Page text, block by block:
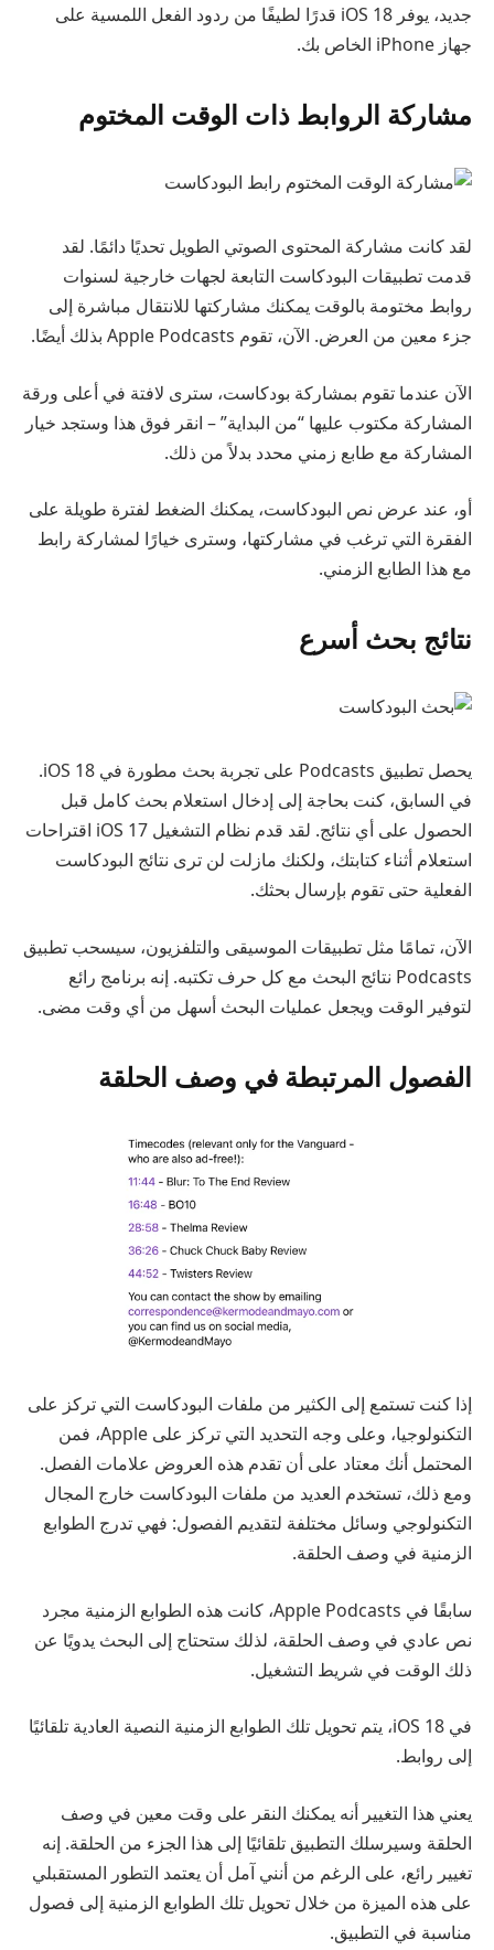
جديد، يوفر iOS 18 قدرًا لطيفًا من ردود الفعل اللمسية على
جهاز iPhone الخاص بك.
مشاركة الروابط ذات الوقت المختوم
لقد كانت مشاركة المحتوى الصوتي الطويل تحديًا دائمًا. لقد
قدمت تطبيقات البودكاست التابعة لجهات خارجية لسنوات
روابط مختومة بالوقت يمكنك مشاركتها للانتقال مباشرة إلى
جزء معين من العرض. الآن، تقوم Apple Podcasts بذلك أيضًا.
الآن عندما تقوم بمشاركة بودكاست، سترى لافتة في أعلى ورقة
المشاركة مكتوب عليها “من البداية” – انقر فوق هذا وستجد خيار
المشاركة مع طابع زمني محدد بدلاً من ذلك.
أو، عند عرض نص البودكاست، يمكنك الضغط لفترة طويلة على
الفقرة التي ترغب في مشاركتها، وسترى خيارًا لمشاركة رابط
مع هذا الطابع الزمني.
نتائج بحث أسرع
يحصل تطبيق Podcasts على تجربة بحث مطورة في iOS 18.
في السابق، كنت بحاجة إلى إدخال استعلام بحث كامل قبل
الحصول على أي نتائج. لقد قدم نظام التشغيل iOS 17 اقتراحات
استعلام أثناء كتابتك، ولكنك مازلت لن ترى نتائج البودكاست
الفعلية حتى تقوم بإرسال بحثك.
الآن، تمامًا مثل تطبيقات الموسيقى والتلفزيون، سيسحب تطبيق
Podcasts نتائج البحث مع كل حرف تكتبه. إنه برنامج رائع
لتوفير الوقت ويجعل عمليات البحث أسهل من أي وقت مضى.
الفصول المرتبطة في وصف الحلقة
إذا كنت تستمع إلى الكثير من ملفات البودكاست التي تركز على
التكنولوجيا، وعلى وجه التحديد التي تركز على Apple، فمن
المحتمل أنك معتاد على أن تقدم هذه العروض علامات الفصل.
ومع ذلك، تستخدم العديد من ملفات البودكاست خارج المجال
التكنولوجي وسائل مختلفة لتقديم الفصول: فهي تدرج الطوابع
الزمنية في وصف الحلقة.
سابقًا في Apple Podcasts، كانت هذه الطوابع الزمنية مجرد
نص عادي في وصف الحلقة، لذلك ستحتاج إلى البحث يدويًا عن
ذلك الوقت في شريط التشغيل.
في iOS 18، يتم تحويل تلك الطوابع الزمنية النصية العادية تلقائيًا
إلى روابط.
يعني هذا التغيير أنه يمكنك النقر على وقت معين في وصف
الحلقة وسيرسلك التطبيق تلقائيًا إلى هذا الجزء من الحلقة. إنه
تغيير رائع، على الرغم من أنني آمل أن يعتمد التطور المستقبلي
على هذه الميزة من خلال تحويل تلك الطوابع الزمنية إلى فصول
مناسبة في التطبيق.